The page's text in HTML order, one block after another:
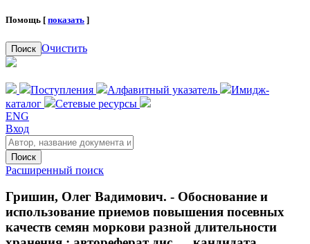
Помощь [ показать ]
Поиск Очистить
Поступления Алфавитный указатель
Имидж-
каталог
Сетевые ресурсы
ENG
Вход
Поиск
Расширенный поиск
Гришин, Олег Вадимович. - Обоснование и
использование приемов повышения посевных
качеств семян моркови разной длительности